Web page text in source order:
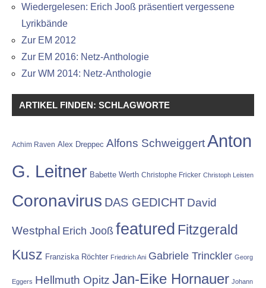
Wiedergelesen: Erich Jooß präsentiert vergessene
Lyrikbände
Zur EM 2012
Zur EM 2016: Netz-Anthologie
Zur WM 2014: Netz-Anthologie
ARTIKEL FINDEN: SCHLAGWORTE
Achim Raven Alex Dreppec Alfons SchweiggertAnton
G. Leitner Babette Werth Christophe Fricker Christoph Leisten
Coronavirus DAS GEDICHT David
Westphal Erich Jooß featured Fitzgerald
Kusz Franziska Röchter Friedrich Ani Gabriele Trinckler Georg
Eggers Hellmuth Opitz Jan-Eike Hornauer Johann